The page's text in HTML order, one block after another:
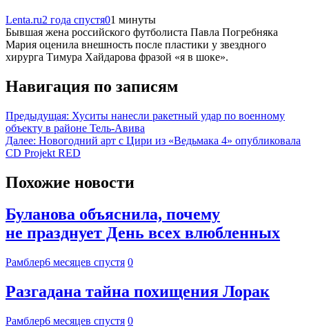
Lenta.ru2 года спустя01 минуты
Бывшая жена российского футболиста Павла Погребняка
Мария оценила внешность после пластики у звездного
хирурга Тимура Хайдарова фразой «я в шоке».
Навигация по записям
Предыдущая: Хуситы нанесли ракетный удар по военному
объекту в районе Тель-Авива
Далее: Новогодний арт с Цири из «Ведьмака 4» опубликовала
CD Projekt RED
Похожие новости
Буланова объяснила, почему
не празднует День всех влюбленных
Рамблер6 месяцев спустя 0
Разгадана тайна похищения Лорак
Рамблер6 месяцев спустя 0